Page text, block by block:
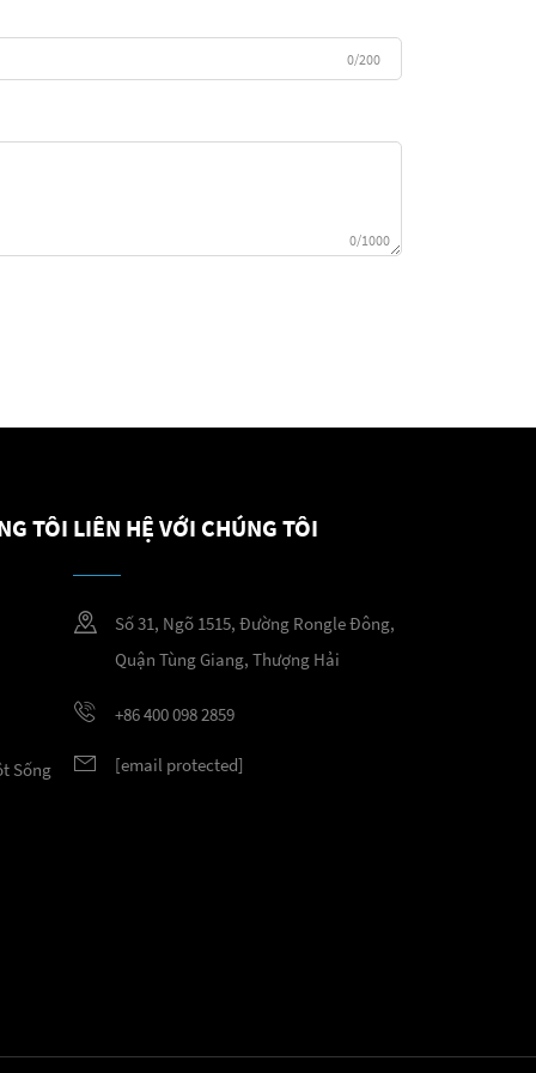
0/200
0/1000
TÔI
Sống
LIÊN HỆ VỚI CHÚNG TÔI
Số 31, Ngõ 1515, Đường Rongle Đông,
Quận Tùng Giang, Thượng Hải
+86 400 098 2859
[email protected]